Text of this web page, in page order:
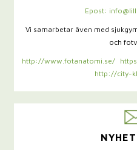
Epost:
Vi samarbetar även med
och
http://www.fotanatomi.se/
http://city-